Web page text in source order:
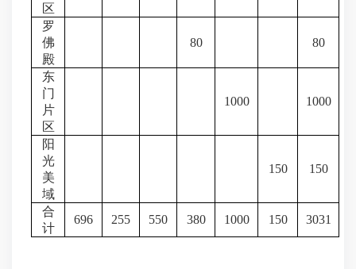
区
罗
佛
殿
80 80
东
门
片
区
1000 1000
阳
光
美
域
150 150
合
计
696 255 550 380 1000 150 3031